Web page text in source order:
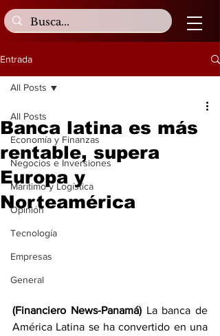
Entrada
All Posts
Economía y Finanzas
Negocios e Inversiones
Marítimo y Logística
Opinión
Tecnología
Empresas
General
All Posts
Banca latina es más
rentable, supera
Europa y
Norteamérica
(Financiero News-Panamá) La banca de
América Latina se ha convertido en una